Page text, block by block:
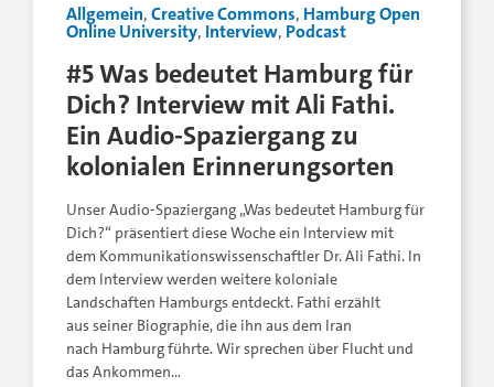
Allgemein,Creative Commons, Hamburg Open
Online University, Interview, Podcast
#5 Was bedeutet Hamburg für
Dich? Interview mit Ali Fathi.
Ein Audio-Spaziergang zu
kolonialen Erinnerungsorten
Unser Audio-Spaziergang „Was bedeutet Hamburg für
Dich?“ präsentiert diese Woche ein Interview mit
dem Kommunikationswissenschaftler Dr. Ali Fathi. In
dem Interview werden weitere koloniale
Landschaften Hamburgs entdeckt. Fathi erzählt
aus seiner Biographie, die ihn aus dem Iran
nach Hamburg führte. Wir sprechen über Flucht und
das Ankommen…